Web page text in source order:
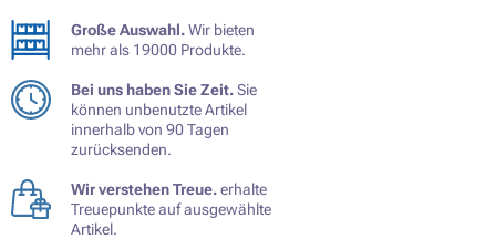
Große Auswahl.Wir bieten
mehr als 19000 Produkte.
Bei uns haben Sie Zeit.Sie
können unbenutzte Artikel
innerhalb von 90 Tagen
zurücksenden.
Wir verstehen Treue.erhalte
Treuepunkte auf ausgewählte
Artikel.